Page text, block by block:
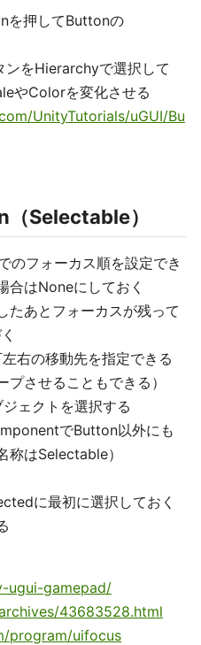
を押してButtonの
をHierarchyで選択して
やColorを変化させる
UnityTutorials/uGUI/Bu
Selectable）
のフォーカス順を設定でき
合はNoneにしておく
たあとフォーカスが残って
右の移動先を指定できる
プさせることもできる）
ェクトを選択する
でButton以外にも
称はSelectable）
に最初に選択しておく
ugui-gamepad/
43683528.html
program/uifocus